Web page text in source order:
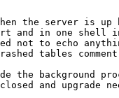
the server is up
and in one shell
not to echo
tables comment
the background
and upgrade